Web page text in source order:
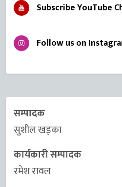
Subscribe YouTube
Follow us on
सम्पादक
सुशील खड्का
कार्यकारी सम्पादक
रमेश रावल